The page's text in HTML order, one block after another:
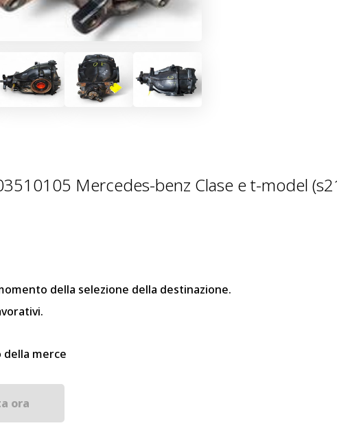
Mercedes-benz Clase e t-model
della selezione della destinazione.
merce
ora